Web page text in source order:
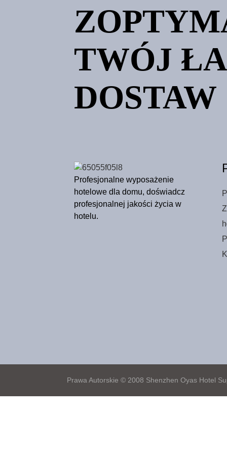
pogrubiony, wydłużony,
maratoński, logo,
niestandardowy
Hurtowa bawełniana mała
kwadratowa 30*30 ręcznik
do rąk haft logo prezent
ręcznik żółty niebieski
szary bawełniany mały
kwadrat
TWÓJ
DOSTAW
Profesjonalne wyposażenie
hotelowe dla domu, doświadcz
profesjonalnej jakości życia w
hotelu.
Prawa Autorskie © 2008 Shenzhen Oyas Hotel